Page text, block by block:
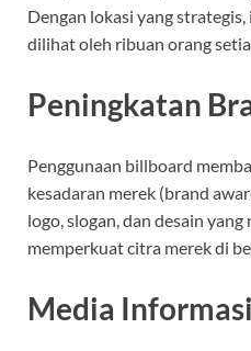
Dengan lokasi yang
dilihat oleh ribuan orang
Peningkatan
Penggunaan billboard
kesadaran merek (brand
logo, slogan, dan desain
memperkuat citra merek di
Media